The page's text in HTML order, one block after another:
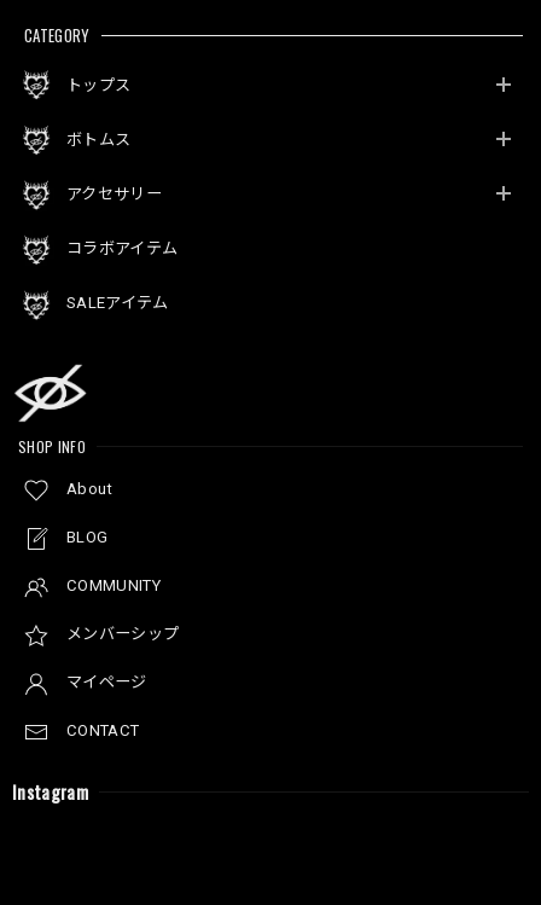
CATEGORY
トップス
ボトムス
アクセサリー
コラボアイテム
SALEアイテム
SHOP INFO
About
BLOG
COMMUNITY
メンバーシップ
マイページ
CONTACT
Instagram